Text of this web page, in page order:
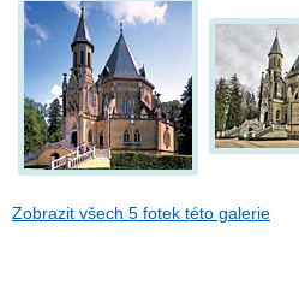
Zobrazit všech 5 fotek této galerie